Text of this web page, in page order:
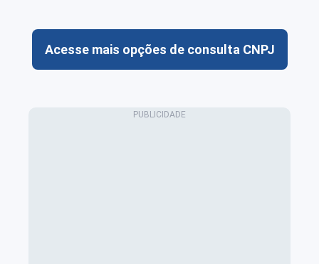
Acesse mais opções de consulta CNPJ